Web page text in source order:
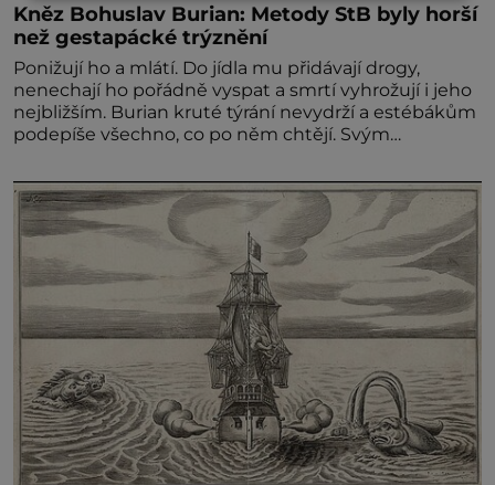
Kněz Bohuslav Burian: Metody StB byly horší
než gestapácké trýznění
Ponižují ho a mlátí. Do jídla mu přidávají drogy,
nenechají ho pořádně vyspat a smrtí vyhrožují i jeho
nejbližším. Burian kruté týrání nevydrží a estébákům
podepíše všechno, co po něm chtějí. Svým
výslechů nikdo nevyvíjel fyzický ani psychický nátlak.
Syn brněnského řezníka chce být knězem a